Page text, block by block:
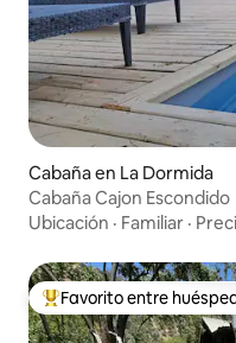
Cabaña en La Dormida
Cabaña Cajon Escondido
Ubicación · Familiar ·
De los mejores en
Favorito entre